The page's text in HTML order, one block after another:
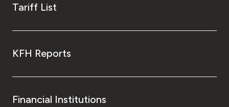
Tariff List
KFH Reports
Financial Institutions